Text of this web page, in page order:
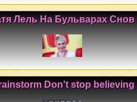
Лель На Бульварах Снов
Don't stop believing